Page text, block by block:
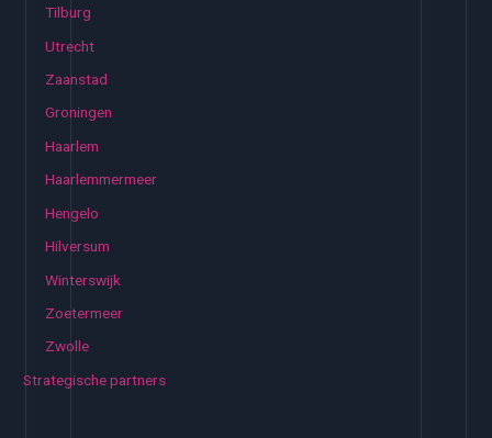
Tilburg
Utrecht
Zaanstad
Groningen
Haarlem
Haarlemmermeer
Hengelo
Hilversum
Winterswijk
Zoetermeer
Zwolle
Strategische partners